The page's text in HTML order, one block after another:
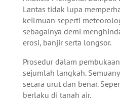
Lantas tidak lupa
keilmuan seperti
sebagainya demi
erosi, banjir serta longsor.
Prosedur dalam
sejumlah langkah.
secara urut dan benar.
berlaku di tanah air.